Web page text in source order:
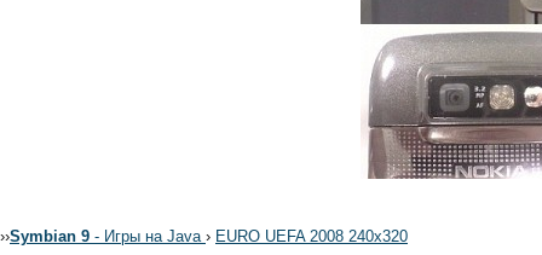
››Symbian 9 - Игры на Java › EURO UEFA 2008 240x320